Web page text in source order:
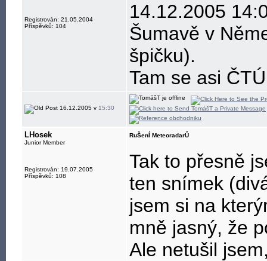
Registrován: 21.05.2004
Příspěvků: 104
14.12.2005
Šumavě v
špičku).
Tam se asi
16.12.2005 v 15:30
LHosek
Junior Member
Registrován: 19.07.2005
Příspěvků: 108
RuŠenÍ MeteoradarŮ
Tak to přesně
ten snímek
jsem si na
mně jasný, že
Ale netušil